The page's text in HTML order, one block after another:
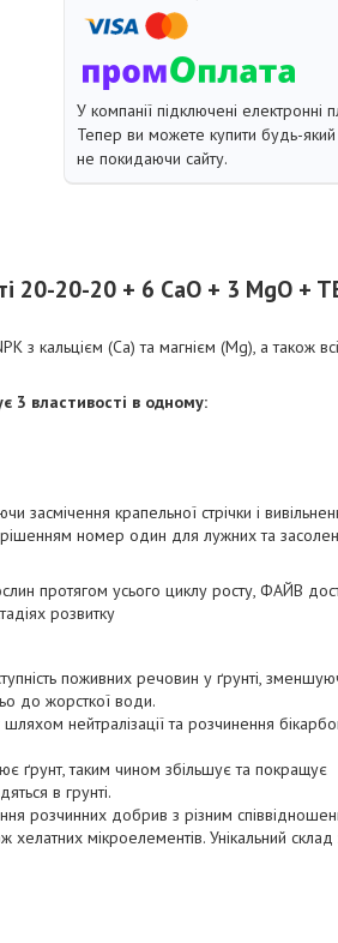
У компанії підключені електронні
Тепер ви можете купити будь-який
не покидаючи сайту.
20-20-20 + 6 CaO + 3 MgO +
з кальцієм (Са) та магнієм (Mg), а також
3 властивості в одному:
засмічення крапельної стрічки і
номер один для лужних та
протягом усього циклу росту, ФАЙВ
розвитку
поживних речовин у ґрунті,
до жорсткої води.
нейтралізації та розчинення
ґрунт, таким чином збільшує та покращує
в грунті.
розчинних добрив з різним
мікроелементів. Унікальний склад